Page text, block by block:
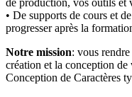
• De supports de cours et
progresser après la
Notre mission: vous
création et la conception
Conception de Caractères